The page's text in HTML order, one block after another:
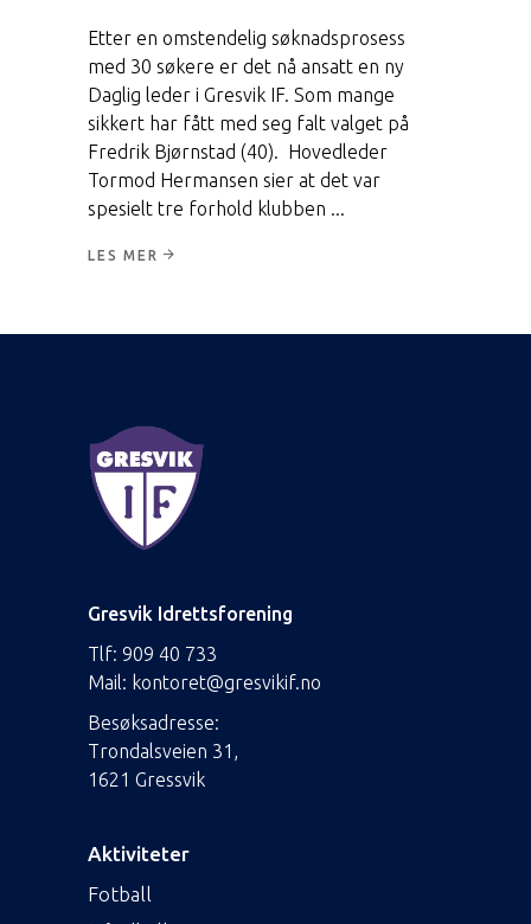
Etter en omstendelig søknadsprosess
med 30 søkere er det nå ansatt en ny
Daglig leder i Gresvik IF. Som mange
sikkert har fått med seg falt valget på
Fredrik Bjørnstad (40). Hovedleder
Tormod Hermansen sier at det var
spesielt tre forhold klubben
LES MER
Gresvik Idrettsforening
Tlf: 909 40 733
Mail: kontoret@gresvikif.no
Besøksadresse:
Trondalsveien 31,
1621 Gressvik
Aktiviteter
Fotball